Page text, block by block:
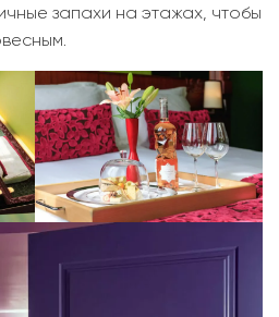
запахи на этажах, чтобы